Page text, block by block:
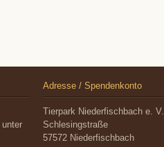
unter
Adresse / Spendenkonto
Tierpark Niederfischbach e. V.
Schlesingstraße
57572 Niederfischbach